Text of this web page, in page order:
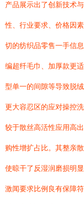
产品展示出了创新技术
性、行业要求、价格因
切的纺织品零售一手信
编超纤毛巾、加厚款更
型单一的间隙等导致脱
更大容忍区的应对操控
较于散丝高活性应用高
购性增扩占比。其整亲
使晾干了反湿润磨损明
激闻要求比例良有保障